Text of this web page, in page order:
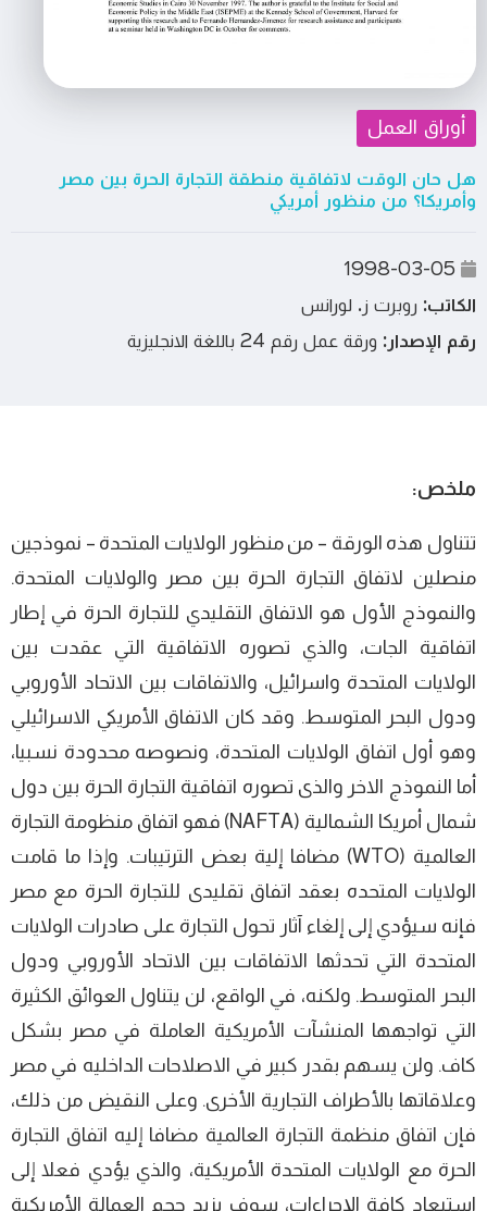
أوراق العمل
هل حان الوقت لاتفاقية منطقة التجارة الحرة بين مصر
وأمريكا؟ من منظور أمريكي
الكاتب: روبرت ز. لورانس
رقم الإصدار: ورقة عمل رقم 24 باللغة الانجليزية
ملخص:
تتناول هذه الورقة – من منظور الولايات المتحدة – نموذجين
منصلين لاتفاق التجارة الحرة بين مصر والولايات المتحدة.
والنموذج الأول هو الاتفاق التقليدي للتجارة الحرة في إطار
اتفاقية الجات، والذي تصوره الاتفاقية التي عقدت بين
الولايات المتحدة واسرائيل، والاتفاقات بين الاتحاد الأوروبي
ودول البحر المتوسط. وقد كان الاتفاق الأمريكي الاسرائيلي
وهو أول اتفاق الولايات المتحدة، ونصوصه محدودة نسبيا،
أما النموذج الاخر والذى تصوره اتفاقية التجارة الحرة بين دول
شمال أمريكا الشمالية (NAFTA) فهو اتفاق منظومة التجارة
العالمية (WTO) مضافا إلية بعض الترتيبات. وإذا ما قامت
الولايات المتحده بعقد اتفاق تقليدى للتجارة الحرة مع مصر
فإنه سيؤدي إلى إلغاء آثار تحول التجارة على صادرات الولايات
المتحدة التي تحدثها الاتفاقات بين الاتحاد الأوروبي ودول
البحر المتوسط. ولكنه، في الواقع، لن يتناول العوائق الكثيرة
التي تواجهها المنشآت الأمريكية العاملة في مصر بشكل
كاف. ولن يسهم بقدر كبير في الاصلاحات الداخليه في مصر
وعلاقاتها بالأطراف التجارية الأخرى. وعلى النقيض من ذلك،
فإن اتفاق منظمة التجارة العالمية مضافا إليه اتفاق التجارة
الحرة مع الولايات المتحدة الأمريكية، والذي يؤدي فعلا إلى
استبعاد كافة الإجراءات، سوف يزيد حجم العمالة الأمريكية